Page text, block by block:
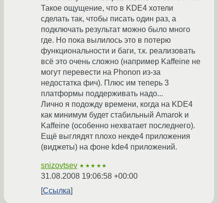
Такое ощущение, что в KDE4 хотели
сделать так, чтобы писать один раз, а
подключать результат можно было много
где. Но пока вылилось это в потерю
функциональности и баги, т.к. реализовать
всё это очень сложно (например Kaffeine не
могут перевести на Phonon из-за
недостатка фич). Плюс им теперь 3
платформы поддерживать надо...
Лично я подожду времени, когда на KDE4
как минимум будет стабильный Amarok и
Kaffeine (особенно нехватает последнего).
Ещё выглядят плохо некде4 приложения
(виджеты) на фоне kde4 приложений.
snizovtsev ★★★★★
31.08.2008 19:06:58 +00:00
Ссылка